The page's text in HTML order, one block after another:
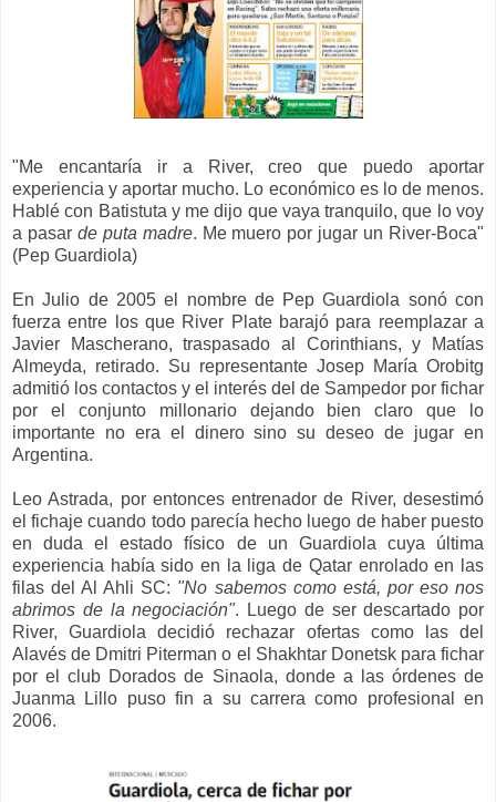
"Me encantaría ir a River, creo que puedo aportar
experiencia y aportar mucho. Lo económico es lo de menos.
Hablé con Batistuta y me dijo que vaya tranquilo, que lo voy
a pasar de puta madre. Me muero por jugar un River-Boca"
(Pep Guardiola)
En Julio de 2005 el nombre de Pep Guardiola sonó con
fuerza entre los que River Plate barajó para reemplazar a
Javier Mascherano, traspasado al Corinthians, y Matías
Almeyda, retirado. Su representante Josep María Orobitg
admitió los contactos y el interés del de Sampedor por fichar
por el conjunto millonario dejando bien claro que lo
importante no era el dinero sino su deseo de jugar en
Argentina.
Leo Astrada, por entonces entrenador de River, desestimó
el fichaje cuando todo parecía hecho luego de haber puesto
en duda el estado físico de un Guardiola cuya última
experiencia había sido en la liga de Qatar enrolado en las
filas del Al Ahli SC: "No sabemos como está, por eso nos
abrimos de la negociación". Luego de serdescartado por
River,Guardiola decidió rechazar ofertas como las del
Alavés de Dmitri Piterman o el Shakhtar Donetskpara fichar
por el club Dorados de Sinaola, donde a las órdenes de
Juanma Lillo puso fin a su carrera como profesional en
2006.